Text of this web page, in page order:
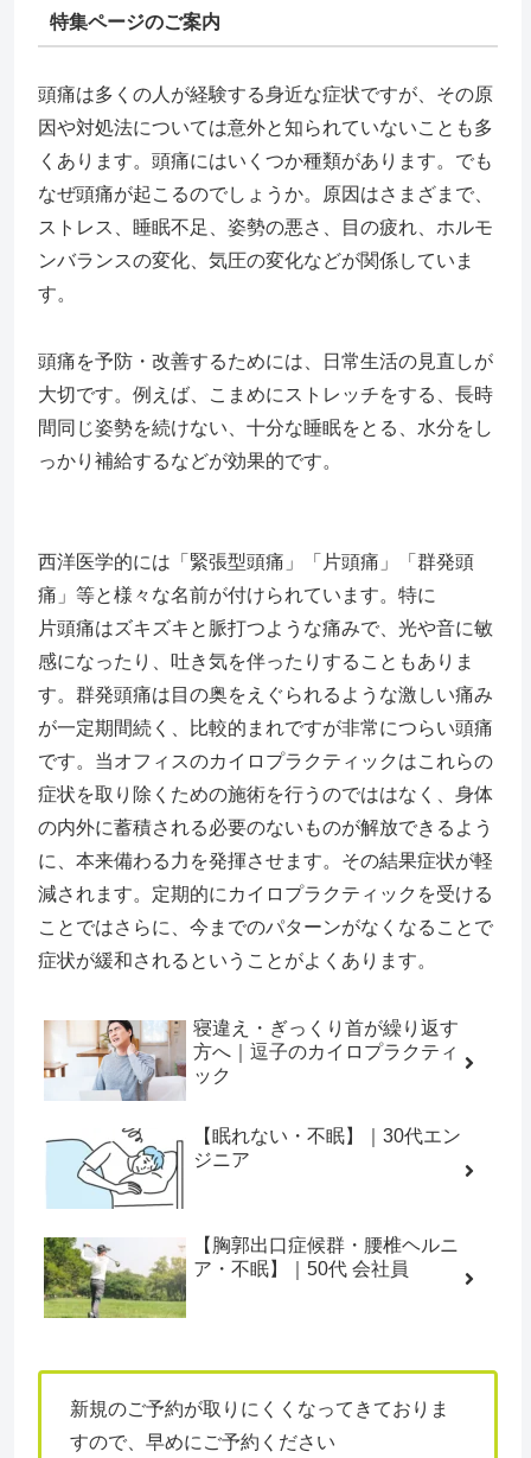
特集ページのご案内
頭痛は多くの人が経験する身近な症状ですが、その原
因や対処法については意外と知られていないことも多
くあります。頭痛にはいくつか種類があります。でも
なぜ頭痛が起こるのでしょうか。原因はさまざまで、
ストレス、睡眠不足、姿勢の悪さ、目の疲れ、ホルモ
ンバランスの変化、気圧の変化などが関係していま
す。
頭痛を予防・改善するためには、日常生活の見直しが
大切です。例えば、こまめにストレッチをする、長時
間同じ姿勢を続けない、十分な睡眠をとる、水分をし
っかり補給するなどが効果的です。
西洋医学的には「緊張型頭痛」「片頭痛」「群発頭
痛」等と様々な名前が付けられています。特に
片頭痛はズキズキと脈打つような痛みで、光や音に敏
感になったり、吐き気を伴ったりすることもありま
す。群発頭痛は目の奥をえぐられるような激しい痛み
が一定期間続く、比較的まれですが非常につらい頭痛
です。当オフィスのカイロプラクティックはこれらの
症状を取り除くための施術を行うのでははなく、身体
の内外に蓄積される必要のないものが解放できるよう
に、本来備わる力を発揮させます。その結果症状が軽
減されます。定期的にカイロプラクティックを受ける
ことではさらに、今までのパターンがなくなることで
症状が緩和されるということがよくあります。
寝違え・ぎっくり首が繰り返す
方へ｜逗子のカイロプラクティ
ック
【眠れない・不眠】｜30代エン
ジニア
【胸郭出口症候群・腰椎ヘルニ
ア・不眠】｜50代 会社員
新規のご予約が取りにくくなってきておりま
すので、早めにご予約ください